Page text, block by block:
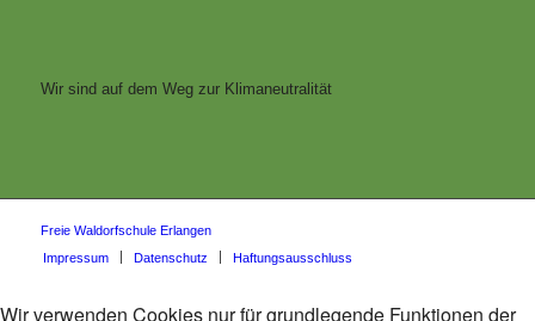
Wir sind auf dem Weg zur Klimaneutralität
Freie Waldorfschule Erlangen
Impressum
Datenschutz Haftungsausschluss
Wir verwenden Cookies nur für grundlegende Funktionen der